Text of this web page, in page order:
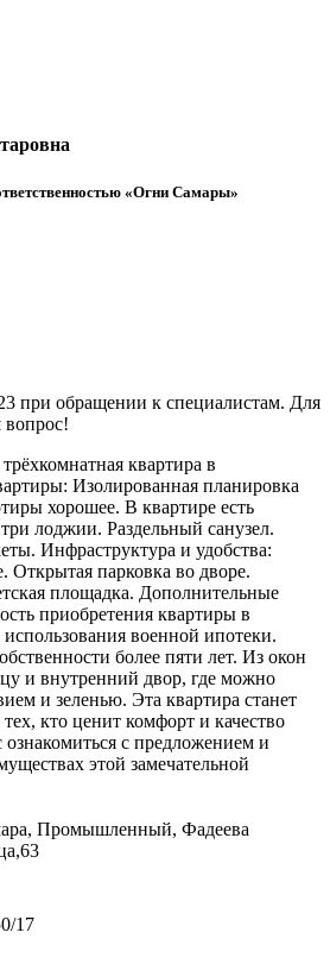
«Огни Самары»
при обращении к специалистам. Для
вопрос!
квартира в
Изолированная планировка
хорошее. В квартире есть
лоджии. Раздельный санузел.
Инфраструктура и удобства:
Открытая парковка во дворе.
площадка. Дополнительные
приобретения квартиры в
военной ипотеки.
более пяти лет. Из окон
и внутренний двор, где можно
и зеленью. Эта квартира станет
кто ценит комфорт и качество
с предложением и
этой замечательной
Промышленный, Фадеева
17